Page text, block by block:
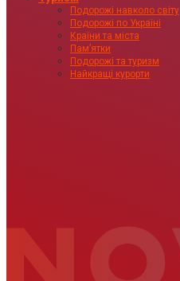
Подорожі навколо світу
Подорожі по Україні
Країни та міста
Пам’ятки
Подорожі та туризм
Найкращі курорти